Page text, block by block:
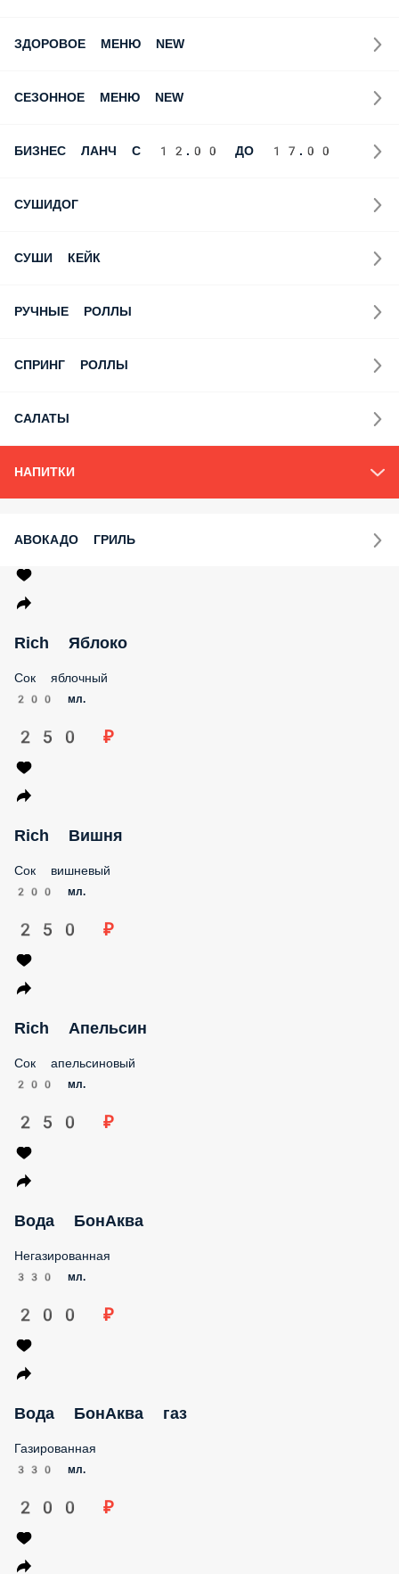
ЗДОРОВОЕ МЕНЮ NEW
СЕЗОННОЕ МЕНЮ NEW
БИЗНЕС ЛАНЧ С 12.00 ДО 17.00
СУШИДОГ
СУШИ КЕЙК
РУЧНЫЕ РОЛЛЫ
СПРИНГ РОЛЛЫ
САЛАТЫ
НАПИТКИ
АВОКАДО ГРИЛЬ
Rich Яблоко
Сок яблочный
200 мл.
250 ₽
Rich Вишня
Сок вишневый
200 мл.
250 ₽
Rich Апельсин
Сок апельсиновый
200 мл.
250 ₽
Вода БонАква
Негазированная
330 мл.
200 ₽
Вода БонАква газ
Газированная
330 мл.
200 ₽